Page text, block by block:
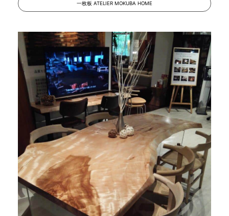
MOKUBA について
商品情報
直営店
イベント
WEBカタログ
一枚板 ATELIER MOKUBA HOME